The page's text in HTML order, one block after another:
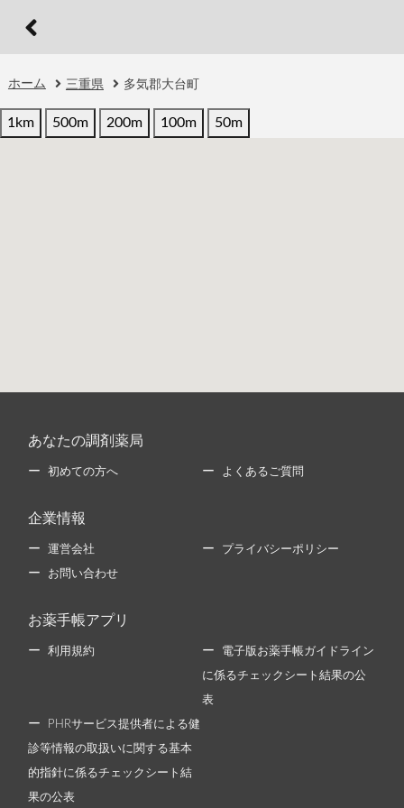
ホーム 三重県 多気郡大台町
1km 500m 200m 100m 50m
あなたの調剤薬局
初めての方へ よくあるご質問
企業情報
運営会社 プライバシーポリシー
お問い合わせ
お薬手帳アプリ
利用規約 電子版お薬手帳ガイドライン
に係るチェックシート結果の公
表
PHRサービス提供者による健
診等情報の取扱いに関する基本
的指針に係るチェックシート結
果の公表